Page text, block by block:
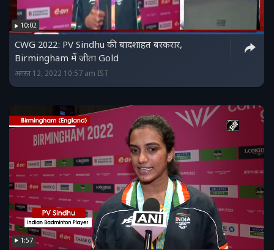
10:02
CWG 2022: PV Sindhu की बादशाहत बरकरार,
Birmingham में जीता Gold
अगस्त 12, 2022 10:57 am IST
1:57